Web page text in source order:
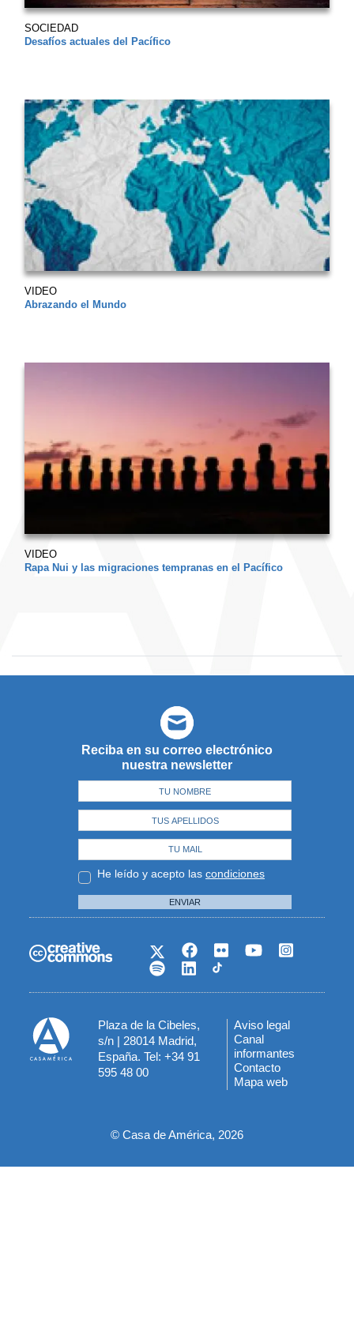
SOCIEDAD
Desafíos actuales del Pacífico
VIDEO
Abrazando el Mundo
VIDEO
Rapa Nui y las migraciones tempranas en el Pacífico
Reciba en su correo electrónico
nuestra newsletter
He leído y acepto las condiciones
ENVIAR
Plaza de la Cibeles,
s/n | 28014 Madrid,
España. Tel: +34 91
595 48 00
Menú
del
pie
Aviso legal
Canal
informantes
Contacto
Mapa web
© Casa de América, 2026